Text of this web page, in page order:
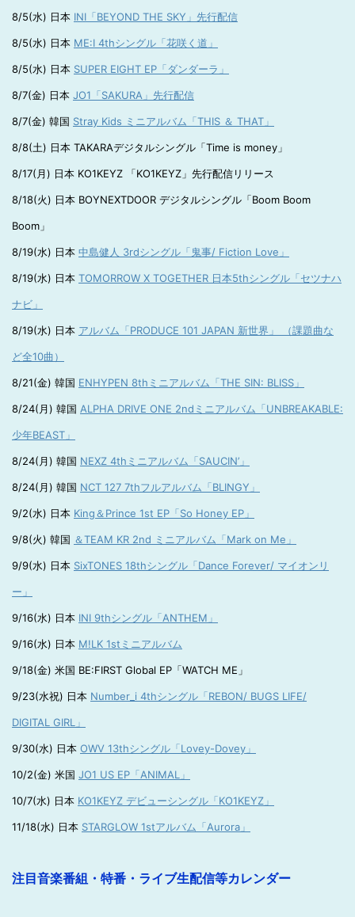
8/5(水) 日本 INI「BEYOND THE SKY」先行配信
8/5(水) 日本 ME:I 4thシングル「花咲く道」
8/5(水) 日本 SUPER EIGHT EP「ダンダーラ」
8/7(金) 日本 JO1「SAKURA」先行配信
8/7(金) 韓国 Stray Kids ミニアルバム「THIS ＆ THAT」
8/8(土) 日本 TAKARAデジタルシングル「Time is money」
8/17(月) 日本 KO1KEYZ 「KO1KEYZ」先行配信リリース
8/18(火) 日本 BOYNEXTDOOR デジタルシングル「Boom Boom
Boom」
8/19(水) 日本 中島健人 3rdシングル「鬼事/ Fiction Love」
8/19(水) 日本 TOMORROW X TOGETHER 日本5thシングル「セツナハ
ナビ」
8/19(水) 日本 アルバム「PRODUCE 101 JAPAN 新世界」 （課題曲な
ど全10曲）
8/21(金) 韓国 ENHYPEN 8thミニアルバム「THE SIN: BLISS」
8/24(月) 韓国 ALPHA DRIVE ONE 2ndミニアルバム「UNBREAKABLE:
少年BEAST」
8/24(月) 韓国 NEXZ 4thミニアルバム「SAUCIN’」
8/24(月) 韓国 NCT 127 7thフルアルバム「BLINGY」
9/2(水) 日本 King＆Prince 1st EP「So Honey EP」
9/8(火) 韓国 ＆TEAM KR 2nd ミニアルバム「Mark on Me」
9/9(水) 日本 SixTONES 18thシングル「Dance Forever/ マイオンリ
ー」
9/16(水) 日本 INI 9thシングル「ANTHEM」
9/16(水) 日本 M!LK 1stミニアルバム
9/18(金) 米国 BE:FIRST Global EP「WATCH ME」
9/23(水祝) 日本 Number_i 4thシングル「REBON/ BUGS LIFE/
DIGITAL GIRL」
9/30(水) 日本 OWV 13thシングル「Lovey-Dovey」
10/2(金) 米国 JO1 US EP「ANIMAL」
10/7(水) 日本 KO1KEYZ デビューシングル「KO1KEYZ」
11/18(水) 日本 STARGLOW 1stアルバム「Aurora」
注目音楽番組・特番・ライブ生配信等カレンダー